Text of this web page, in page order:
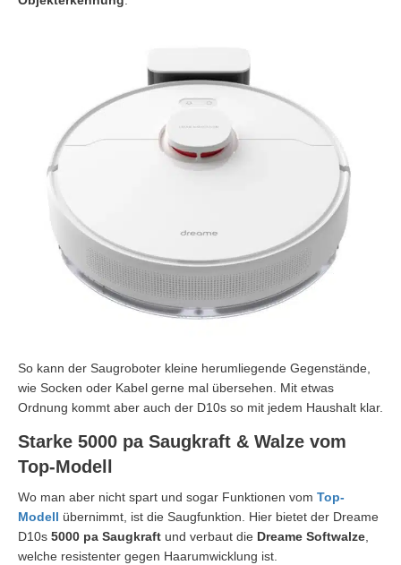
So kann der Saugroboter kleine herumliegende Gegenstände,
wie Socken oder Kabel gerne mal übersehen. Mit etwas
Ordnung kommt aber auch der D10s so mit jedem Haushalt klar.
Starke 5000 pa Saugkraft & Walze vom
Top-Modell
Wo man aber nicht spart und sogar Funktionen vom Top-
Modell übernimmt, ist die Saugfunktion. Hier bietet der Dreame
D10s 5000 pa Saugkraft und verbaut die Dreame Softwalze,
welche resistenter gegen Haarumwicklung ist.